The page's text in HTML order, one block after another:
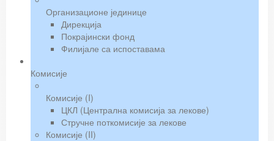
Организационе јединице
Дирекција
Покрајински фонд
Филијале са испоставама
Комисије
Комисије (I)
ЦКЛ (Централна комисија за лекове)
Стручне поткомисије за лекове
Комисије (II)